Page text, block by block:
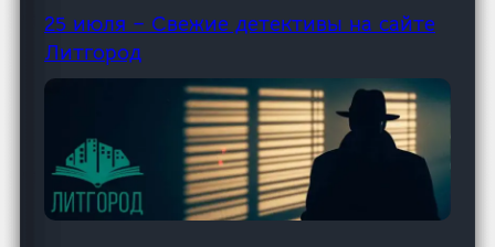
25 июля – Свежие детективы на сайте
Литгород